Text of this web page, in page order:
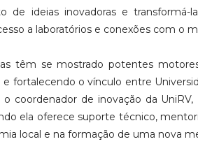
de ideias inovadoras e
a laboratórios e conexões com o
têm se mostrado potentes
fortalecendo o vínculo entre
coordenador de inovação da
ela oferece suporte técnico,
local e na formação de uma nova